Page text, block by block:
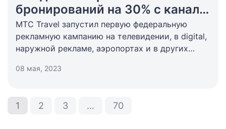
бронирований на 30% с канала
МТС Travel
МТС Travel запустил первую федеральную
рекламную кампанию на телевидении, в digital,
наружной рекламе, аэропортах и в других
количество забронированных ночей через МТС
08 мая, 2023
1 2 3 … 70